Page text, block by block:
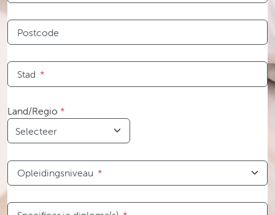
Postcode
Stad *
Land/Regio *
Opleidingsniveau *